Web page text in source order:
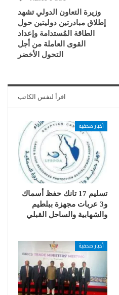
وزيرة التعاون الدولي تشهد
إطلاق مبادرتين دوليتين حول
الطاقة المُستدامة وإعداد
القوى العاملة من أجل
التحول الأخضر
اقرأ لنفس الكاتب
أخبار صحفية
تسليم 17 تانك حفظ أسماك
و3 عربات مجهزة ببلطيم
والشهابية والساحل القبلي
أخبار صحفية